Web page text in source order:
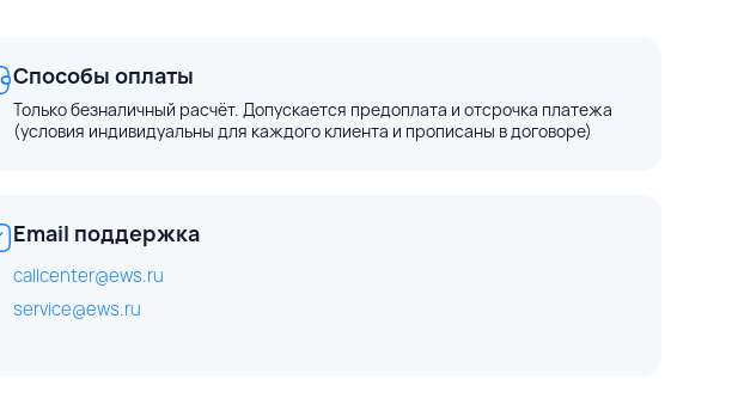
Способы оплаты
Только безналичный расчёт. Допускается предоплата и отсрочка платежа
(условия индивидуальны для каждого клиента и прописаны в договоре)
Email поддержка
callcenter@ews.ru
service@ews.ru